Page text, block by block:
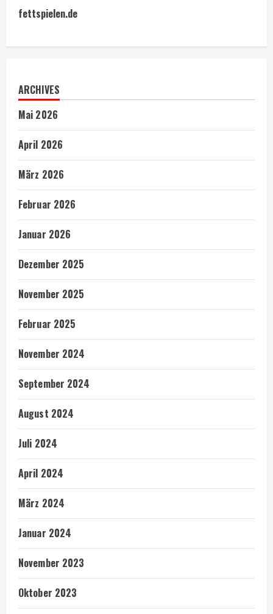
fettspielen.de
ARCHIVES
Mai 2026
April 2026
März 2026
Februar 2026
Januar 2026
Dezember 2025
November 2025
Februar 2025
November 2024
September 2024
August 2024
Juli 2024
April 2024
März 2024
Januar 2024
November 2023
Oktober 2023